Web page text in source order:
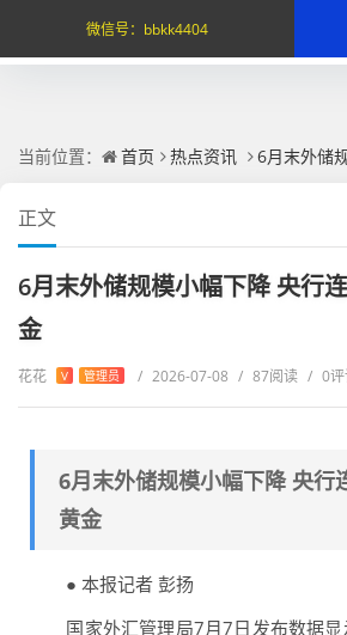
当前位置： 首页 热点资讯 6月末外储规模小幅
正文
6月末外储规模小幅下降 央行
金
花花 V 管理员 / 2026-07-08 / 87阅读 / 0
6月末外储规模小幅下降 央行
黄金
● 本报记者 彭扬
国家外汇管理局7月7日发布数据显
微信号： bbkk4404